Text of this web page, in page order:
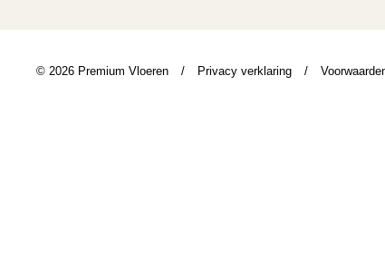
© 2026 Premium Vloeren / Privacy verklaring /